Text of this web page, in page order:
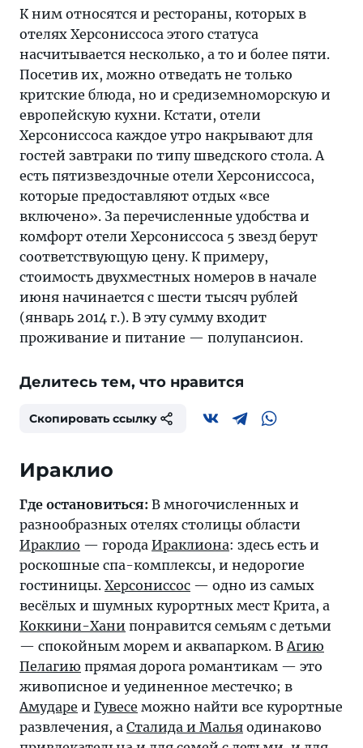
К ним относятся и рестораны, которых в
отелях Херсониссоса этого статуса
насчитывается несколько, а то и более пяти.
Посетив их, можно отведать не только
критские блюда, но и средиземноморскую и
европейскую кухни. Кстати, отели
Херсониссоса каждое утро накрывают для
гостей завтраки по типу шведского стола. А
есть пятизвездочные отели Херсониссоса,
которые предоставляют отдых «все
включено». За перечисленные удобства и
комфорт отели Херсониссоса 5 звезд берут
соответствующую цену. К примеру,
стоимость двухместных номеров в начале
июня начинается с шести тысяч рублей
(январь 2014 г.). В эту сумму входит
проживание и питание — полупансион.
Делитесь тем, что нравится
Скопировать ссылку
Ираклио
Где остановиться: В многочисленных и
разнообразных отелях столицы области
Ираклио — города Ираклиона: здесь есть и
роскошные спа-комплексы, и недорогие
гостиницы. Херсониссос — одно из самых
весёлых и шумных курортных мест Крита, а
Коккини-Хани понравится семьям с детьми
— спокойным морем и аквапарком. ВАгию
Пелагию прямая дорога романтикам — это
живописное и уединенное местечко; в
Амударе и Гувесе можно найти все курортные
развлечения, а Сталида и Малья одинаково